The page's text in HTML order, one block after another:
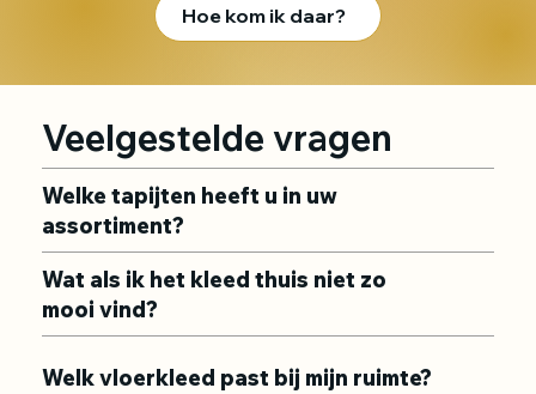
Hoe kom ik daar?
Veelgestelde vragen
Welke tapijten heeft u in uw
assortiment?
Wat als ik het kleed thuis niet zo
mooi vind?
Welk vloerkleed past bij mijn ruimte?